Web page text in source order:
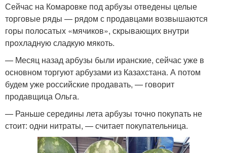
Сейчас на Комаровке под арбузы отведены целые
торговые ряды — рядом с продавцами возвышаются
горы полосатых «мячиков», скрывающих внутри
прохладную сладкую мякоть.
— Месяц назад арбузы были иранские, сейчас уже в
основном торгуют арбузами из Казахстана. А потом
будем уже российские продавать, — говорит
продавщица Ольга.
— Раньше середины лета арбузы точно покупать не
стоит: одни нитраты, — считает покупательница.